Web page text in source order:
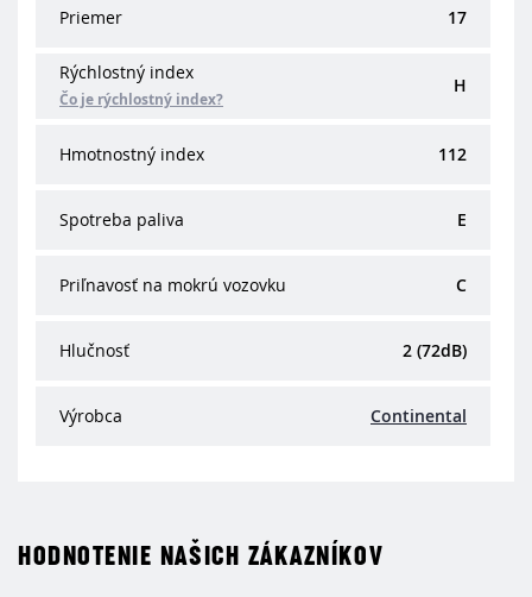
Priemer 17
Rýchlostný index
Čo je rýchlostný index?
H
Hmotnostný index 112
Spotreba paliva E
Priľnavosť na mokrú vozovku C
Hlučnosť 2 (72dB)
Výrobca Continental
HODNOTENIE NAŠICH ZÁKAZNÍKOV